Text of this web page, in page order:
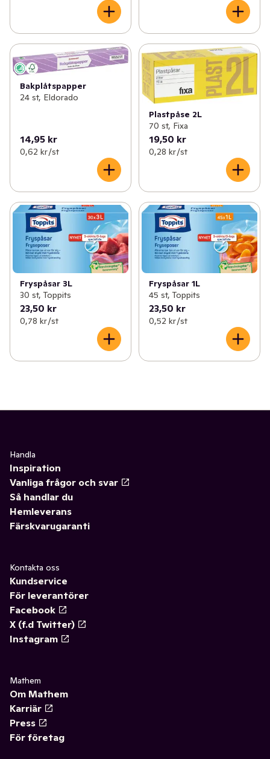
Bakplåtspapper
24 st, Eldorado
14,95 kr
0,62 kr /st
Plastpåse 2L
70 st, Fixa
19,50 kr
0,28 kr /st
Fryspåsar 3L
30 st, Toppits
23,50 kr
0,78 kr /st
Fryspåsar 1L
45 st, Toppits
23,50 kr
0,52 kr /st
Handla
Inspiration
Vanliga frågor och svar
Så handlar du
Hemleverans
Färskvarugaranti
Kontakta oss
Kundservice
För leverantörer
Facebook
X (f.d Twitter)
Instagram
Mathem
Om Mathem
Karriär
Press
För företag